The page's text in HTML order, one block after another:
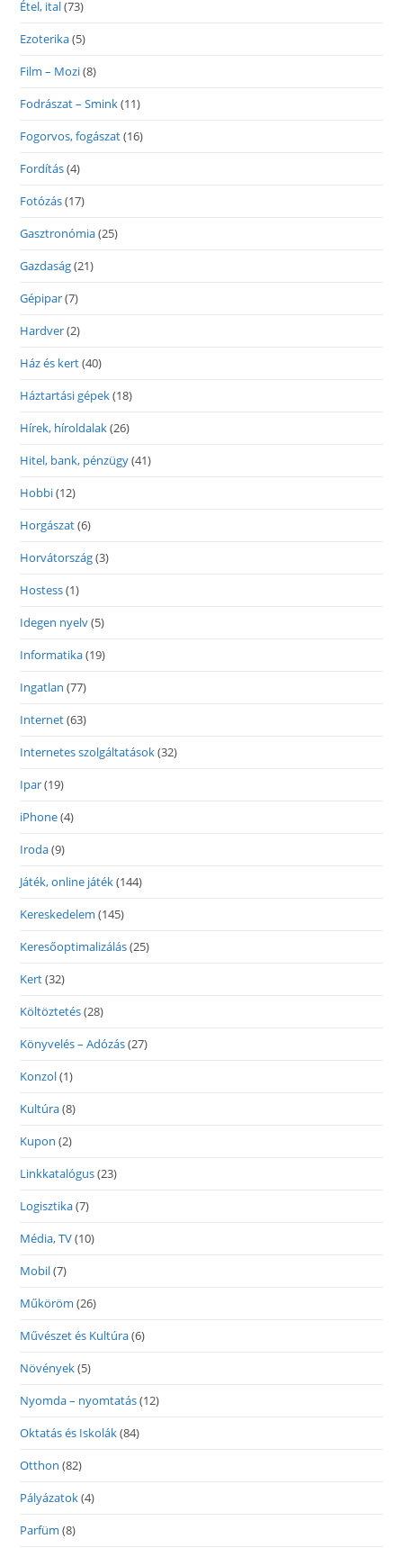
Étel, ital(73)
Ezoterika(5)
Film – Mozi(8)
Fodrászat – Smink(11)
Fogorvos, fogászat(16)
Fordítás(4)
Fotózás(17)
Gasztronómia(25)
Gazdaság(21)
Gépipar(7)
Hardver(2)
Ház és kert(40)
Háztartási gépek(18)
Hírek, híroldalak(26)
Hitel, bank, pénzügy(41)
Hobbi(12)
Horgászat(6)
Horvátország(3)
Hostess(1)
Idegen nyelv(5)
Informatika(19)
Ingatlan (77)
Internet(63)
Internetes szolgáltatások(32)
Ipar(19)
iPhone(4)
Iroda(9)
Játék, online játék(144)
Kereskedelem (145)
Keresőoptimalizálás(25)
Kert(32)
Költöztetés(28)
Könyvelés – Adózás(27)
Konzol(1)
Kultúra(8)
Kupon (2)
Linkkatalógus(23)
Logisztika(7)
Média, TV(10)
Mobil(7)
Műköröm (26)
Művészet és Kultúra(6)
Növények(5)
Nyomda – nyomtatás(12)
Oktatás és Iskolák(84)
Otthon (82)
Pályázatok(4)
Parfüm (8)